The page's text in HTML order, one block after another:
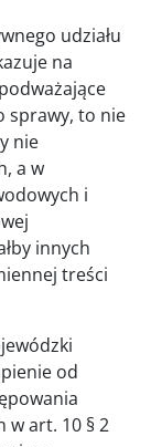
udziału
na
sprawy, to nie
nie
a w
i
innych
treści
od
w art. 10 § 2